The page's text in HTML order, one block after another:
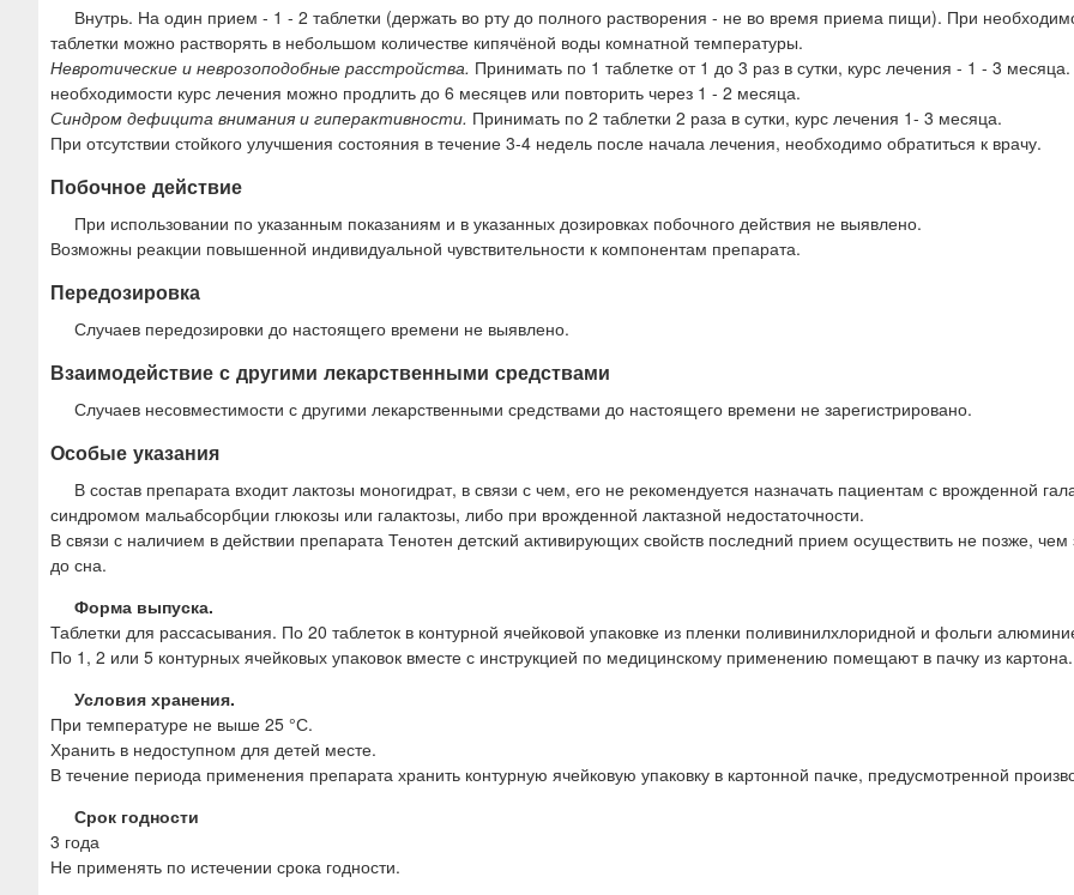
Внутрь. На один прием - 1 - 2 таблетки (держать во рту до полного растворения - не во время приема пищи). При
таблетки можно растворять в небольшом количестве кипячёной воды комнатной температуры.
Невротические и неврозоподобные расстройства. Принимать по 1 таблетке от 1 до 3 раз в сутки, курс лечения - 1 - 3
необходимости курс лечения можно продлить до 6 месяцев или повторить через 1 - 2 месяца.
Синдром дефицита внимания и гиперактивности. Принимать по 2 таблетки 2 раза в сутки, курс лечения 1- 3 месяца.
При отсутствии стойкого улучшения состояния в течение 3-4 недель после начала лечения, необходимо обратиться к врачу.
Побочное действие
При использовании по указанным показаниям и в указанных дозировках побочного действия не выявлено.
Возможны реакции повышенной индивидуальной чувствительности к компонентам препарата.
Передозировка
Случаев передозировки до настоящего времени не выявлено.
Взаимодействие с другими лекарственными средствами
Случаев несовместимости с другими лекарственными средствами до настоящего времени не зарегистрировано.
Особые указания
В состав препарата входит лактозы моногидрат, в связи с чем, его не рекомендуется назначать пациентам с врожденной
синдромом мальабсорбции глюкозы или галактозы, либо при врожденной лактазной недостаточности.
В связи с наличием в действии препарата Тенотен детский активирующих свойств последний прием осуществить не позже, чем
до сна.
Форма выпуска.
Таблетки для рассасывания. По 20 таблеток в контурной ячейковой упаковке из пленки поливинилхлоридной и фольги
По 1, 2 или 5 контурных ячейковых упаковок вместе с инструкцией по медицинскому применению помещают в пачку из картона.
Условия хранения.
При температуре не выше 25 °С.
Хранить в недоступном для детей месте.
В течение периода применения препарата хранить контурную ячейковую упаковку в картонной пачке, предусмотренной
Срок годности
3 года
Не применять по истечении срока годности.